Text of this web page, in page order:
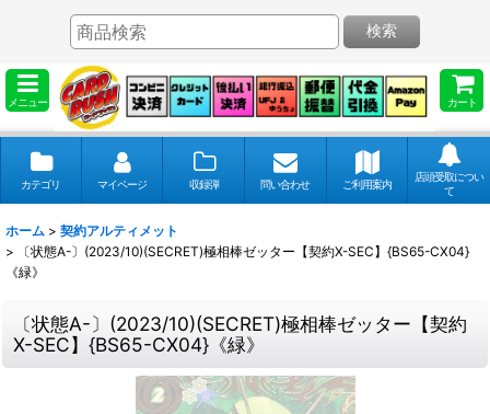
メニュー カート
検索
カテゴリ マイページ 収録弾 問い合わせ ご利用案内
店頭受取につい
て
ホーム > 契約アルティメット
>
〔状態A-〕(2023/10)(SECRET)極相棒ゼッター【契約X-SEC】{BS65-CX04}
《緑》
〔状態A-〕(2023/10)(SECRET)極相棒ゼッター【契約
X-SEC】{BS65-CX04}《緑》